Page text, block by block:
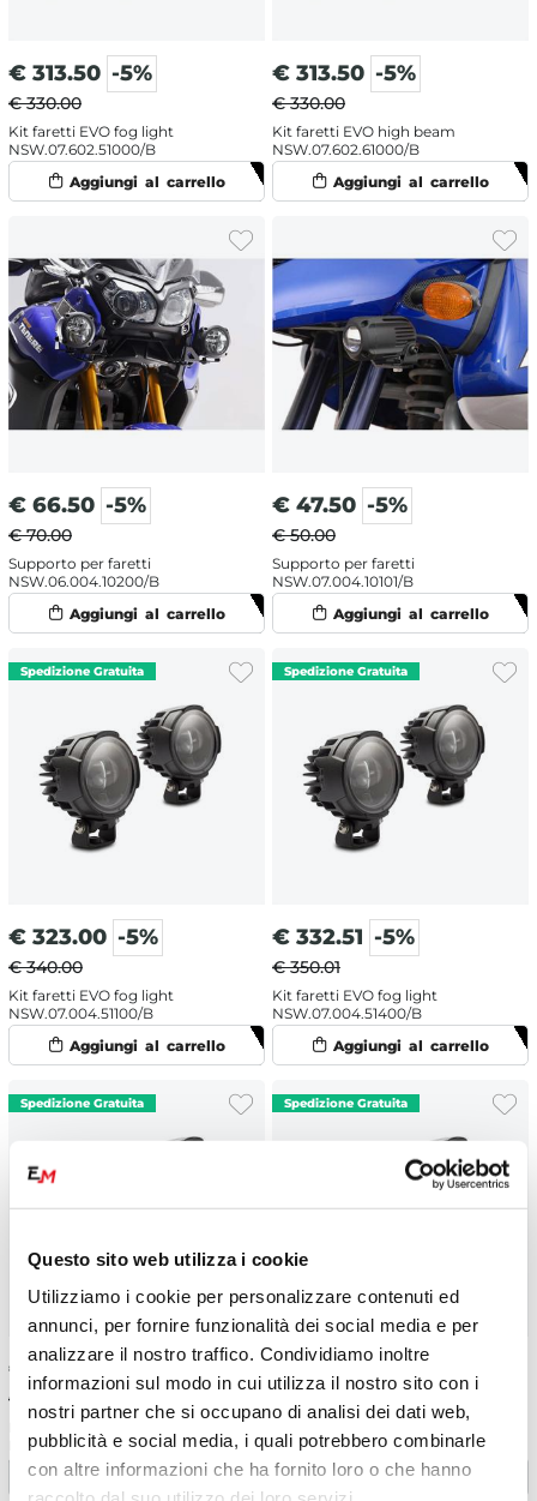
Questo sito web utilizza i cookie
Utilizziamo i cookie per personalizzare contenuti ed
annunci, per fornire funzionalità dei social media e per
analizzare il nostro traffico. Condividiamo inoltre
informazioni sul modo in cui utilizza il nostro sito con i
nostri partner che si occupano di analisi dei dati web,
pubblicità e social media, i quali potrebbero combinarle
con altre informazioni che ha fornito loro o che hanno
€ 313.50 -5%
€ 330.00
Kit faretti EVO fog light
NSW.07.602.51000/B
€ 313.50 -5%
€ 330.00
Kit faretti EVO high beam
NSW.07.602.61000/B
€ 66.50 -5%
€ 70.00
Supporto per faretti
NSW.06.004.10200/B
€ 47.50 -5%
€ 50.00
Supporto per faretti
NSW.07.004.10101/B
€ 323.00 -5%
€ 340.00
Kit faretti EVO fog light
NSW.07.004.51100/B
€ 332.51 -5%
€ 350.01
Kit faretti EVO fog light
NSW.07.004.51400/B
€ 323.00 -5%
€ 340.00
Kit faretti EVO fog light
NSW.07.563.51000/B
€ 327.74 -5%
NSW.07.004.61000/B